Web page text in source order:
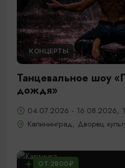
КОНЦЕРТЫ
Танцевальное шоу
дождя»
04.07.2026 - 16.08.2026,
Калининград, Дворец
ОТ 2800₽